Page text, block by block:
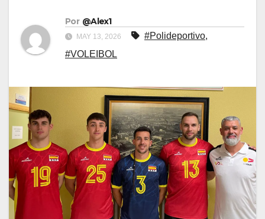
Por @Alex1
MAY 13, 2026 #Polideportivo,
#VOLEIBOL